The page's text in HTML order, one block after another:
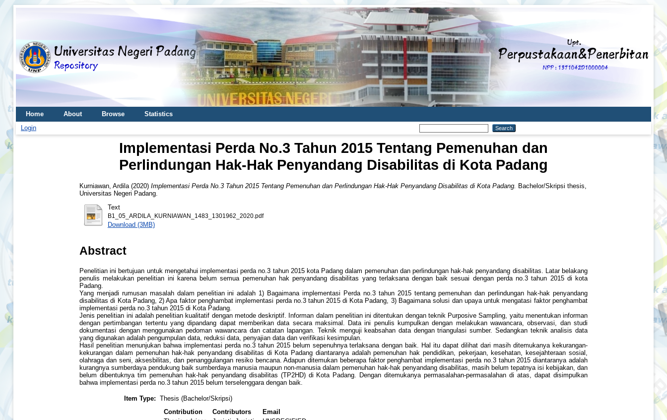
Home About Browse
Statistics
Login
Implementasi Perda No.3 Tahun 2015 Tentang Pemenuhan dan
Perlindungan Hak-Hak Penyandang Disabilitas di Kota Padang
Kurniawan, Ardila (2020) Implementasi Perda No.3 Tahun 2015 Tentang Pemenuhan dan Perlindungan Hak-Hak Penyandang Disabilitas di Kota Padang.
Bachelor/Skripsi thesis,
Universitas Negeri Padang.
Text
B1_05_ARDILA_KURNIAWAN_1483_1301962_2020.pdf
Download (3MB)
Abstract
Penelitian ini bertujuan untuk mengetahui implementasi perda no.3 tahun 2015 kota Padang dalam pemenuhan dan perlindungan hak-hak penyandang disabilitas. Latar belakang
penulis melakukan penelitian ini karena belum semua pemenuhan hak penyandang disabilitas yang terlaksana dengan baik sesuai dengan perda no.3 tahun 2015 di kota
Padang.
Yang menjadi rumusan masalah dalam penelitian ini adalah 1) Bagaimana implementasi Perda no.3 tahun 2015 tentang pemenuhan dan perlindungan hak-hak penyandang
disabilitas di Kota Padang, 2) Apa faktor penghambat implementasi perda no.3 tahun 2015 di Kota Padang, 3) Bagaimana solusi dan upaya untuk mengatasi faktor penghambat
implementasi perda no.3 tahun 2015 di Kota Padang.
Jenis penelitian ini adalah penelitian kualitatif dengan metode deskriptif. Informan dalam penelitian ini ditentukan dengan teknik Purposive Sampling, yaitu menentukan informan
dengan pertimbangan tertentu yang dipandang dapat memberikan data secara maksimal. Data ini penulis kumpulkan dengan melakukan wawancara, observasi, dan studi
dokumentasi dengan menggunakan pedoman wawancara dan catatan lapangan. Teknik menguji keabsahan data dengan triangulasi sumber. Sedangkan teknik analisis data
yang digunakan adalah pengumpulan data, reduksi data, penyajian data dan verifikasi kesimpulan.
Hasil penelitian menunjukan bahwa implementasi perda no.3 tahun 2015 belum sepenuhnya terlaksana dengan baik. Hal itu dapat dilihat dari masih ditemukanya kekurangan-
kekurangan dalam pemenuhan hak-hak penyandang disabilitas di Kota Padang diantaranya adalah pemenuhan hak pendidikan, pekerjaan, kesehatan, kesejahteraan sosial,
olahraga dan seni, aksesbilitas, dan penanggulangan resiko bencana. Adapun ditemukan beberapa faktor penghambat implementasi perda no.3 tahun 2015 diantaranya adalah
kurangnya sumberdaya pendukung baik sumberdaya manusia maupun non-manusia dalam pemenuhan hak-hak penyandang disabilitas, masih belum tepatnya isi kebijakan, dan
belum dibentuknya tim pemenuhan hak-hak penyandang disabilitas (TP2HD) di Kota Padang. Dengan ditemukanya permasalahan-permasalahan di atas, dapat disimpulkan
bahwa implementasi perda no.3 tahun 2015 belum terselenggara dengan baik.
Item Type: Thesis (Bachelor/Skripsi)
Contribution Contributors
Email